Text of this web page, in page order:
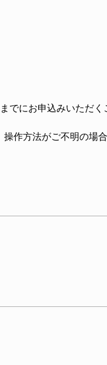
でにお申込みいただく
作方法がご不明の場